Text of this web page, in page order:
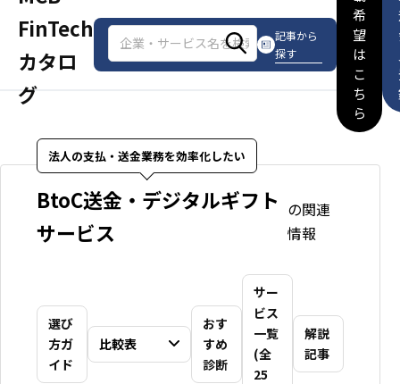
FinTech
カタロ
グ
記事から
探す
希
望
は
こ
ち
ら
法人の支払・送金業務を効率化したい
BtoC送金・デジタルギフト
サービス
の関連
情報
選び
方ガ
イド
比較表
おす
すめ
診断
サー
ビス
一覧
(全
25
解説
記事